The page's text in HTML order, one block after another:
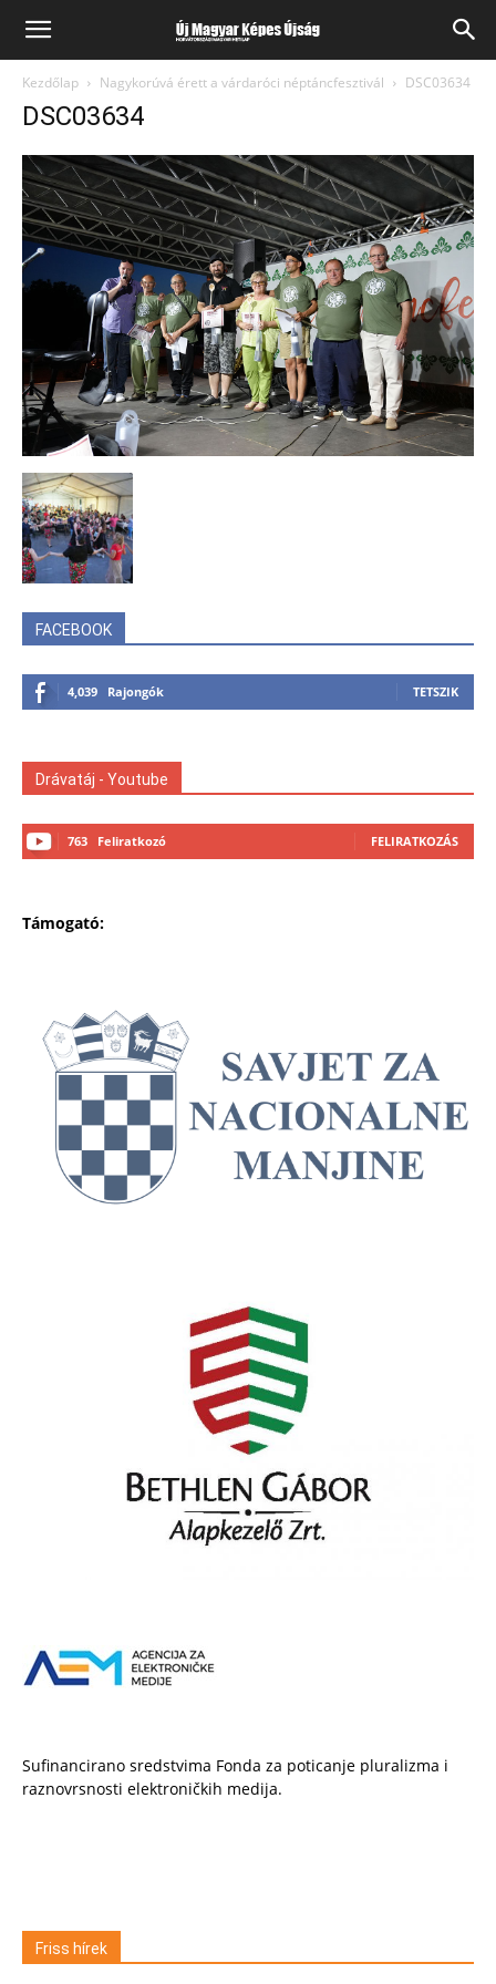
Kezdőlap Nagykorúvá érett a várdaróci néptáncfesztivál DSC03634
DSC03634
FACEBOOK
4,039 Rajongók TETSZIK
Drávatáj - Youtube
763 Feliratkozó FELIRATKOZÁS
Támogató:
Sufinancirano sredstvima Fonda za poticanje pluralizma i
raznovrsnosti elektroničkih medija.
Friss hírek